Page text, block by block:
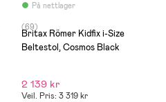
På nettlager
(69)
Britax Römer Kidfix i-Size
Beltestol, Cosmos Black
2 139 kr
Veil. Pris: 3 319 kr